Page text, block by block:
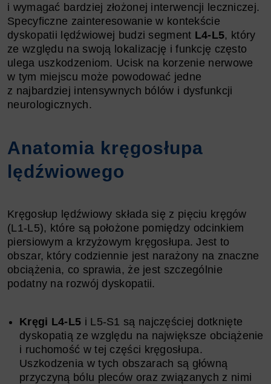
i wymagać bardziej złożonej interwencji leczniczej.
Specyficzne zainteresowanie w kontekście
dyskopatii lędźwiowej budzi segment L4-L5, który
ze względu na swoją lokalizację i funkcję często
ulega uszkodzeniom. Ucisk na korzenie nerwowe
w tym miejscu może powodować jedne
z najbardziej intensywnych bólów i dysfunkcji
neurologicznych.
Anatomia kręgosłupa
lędźwiowego
Kręgosłup lędźwiowy składa się z pięciu kręgów
(L1-L5), które są położone pomiędzy odcinkiem
piersiowym a krzyżowym kręgosłupa. Jest to
obszar, który codziennie jest narażony na znaczne
obciążenia, co sprawia, że jest szczególnie
podatny na rozwój dyskopatii.
Kręgi L4-L5 i L5-S1 są najczęściej dotknięte
dyskopatią ze względu na największe obciążenie
i ruchomość w tej części kręgosłupa.
Uszkodzenia w tych obszarach są główną
przyczyną bólu pleców oraz związanych z nimi